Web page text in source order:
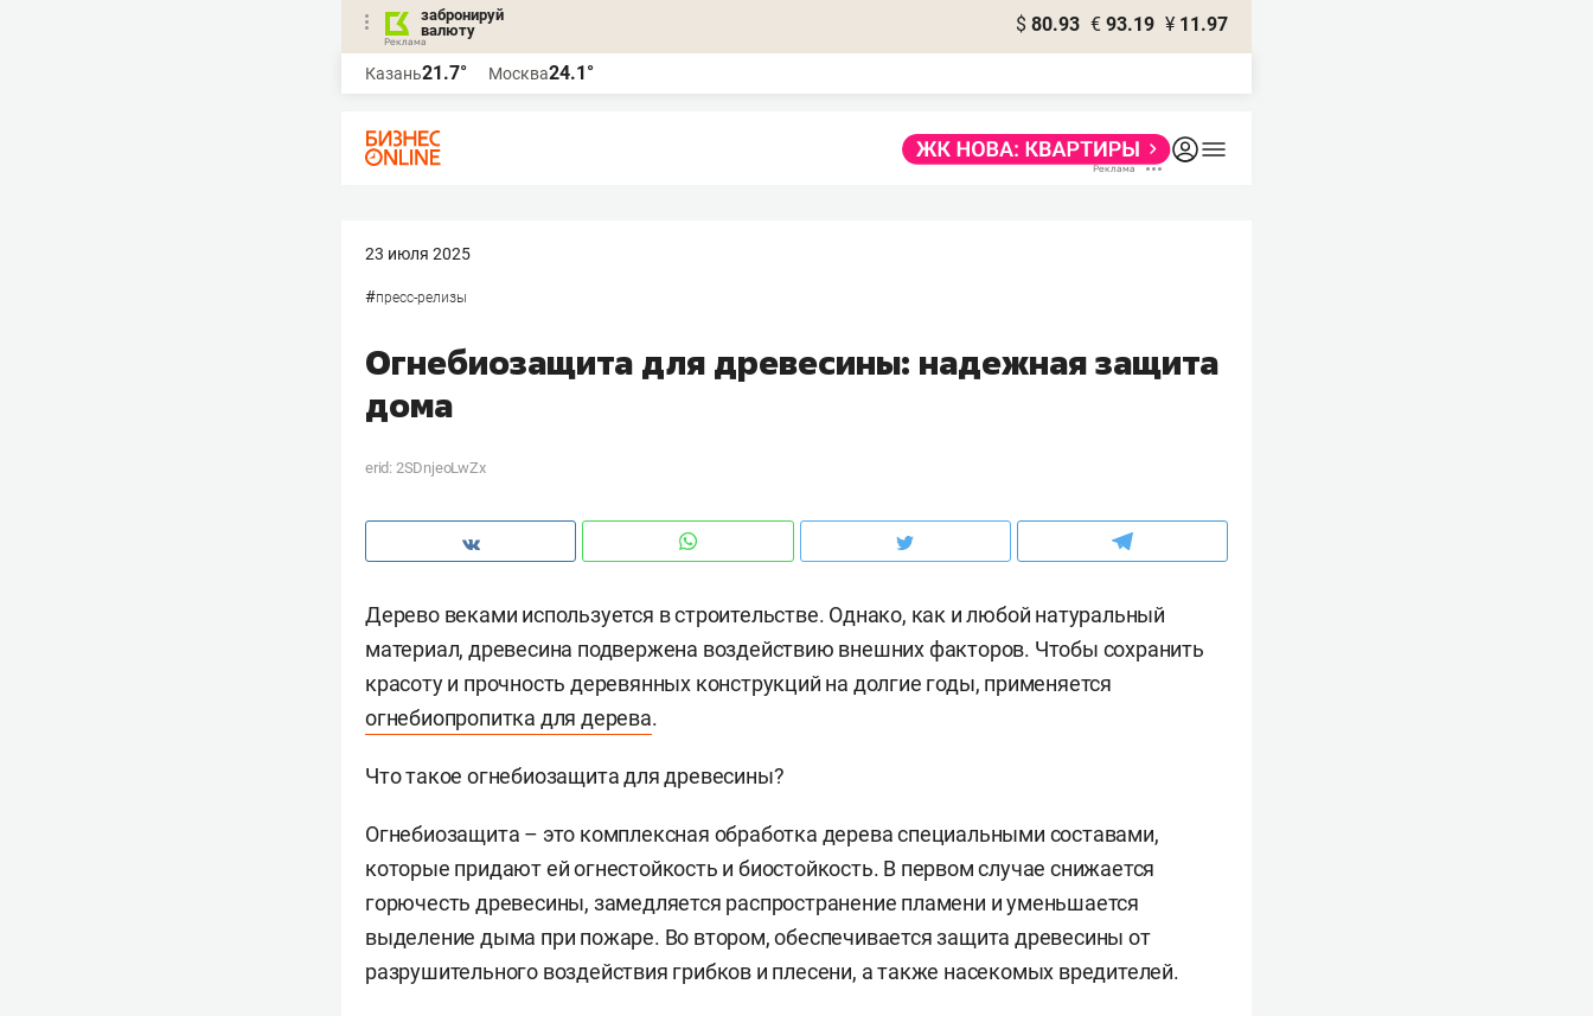
забронируй
валюту
$ 80.93 € 93.19 ¥ 11.97
Казань21.7° Москва24.1°
23 июля 2025
#пресс-релизы
Огнебиозащита для древесины: надежная защита
дома
erid: 2SDnjeoLwZx
Дерево веками используется в строительстве. Однако, как и любой натуральный
материал, древесина подвержена воздействию внешних факторов. Чтобы сохранить
красоту и прочность деревянных конструкций на долгие годы, применяется
огнебиопропитка для дерева.
Что такое огнебиозащита для древесины?
Огнебиозащита – это комплексная обработка дерева специальными составами,
которые придают ей огнестойкость и биостойкость. В первом случае снижается
горючесть древесины, замедляется распространение пламени и уменьшается
выделение дыма при пожаре. Во втором, обеспечивается защита древесины от
разрушительного воздействия грибков и плесени, а также насекомых вредителей.